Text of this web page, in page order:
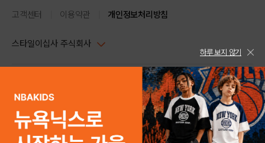
고객센터 이용약관 개인정보처리방침
스타일이십사 주식회사
주소 : 서울시 강남구 논현로 633, 6층 (논현동, 한세엠케이빌딩)
사업자등록번호 : 116-81-32499
통신판매업신고번호 : 제 2024-서울강남-04239
스타일24 고객센터 1544-5336
평일 09:00~ 18:00 (토/일/공휴일 휴무)
help Email : help@style24.com
COPYRIGHTⓒ2021 STYLE24 ALL RIGHTS RESERVED.
하루 보지 않기